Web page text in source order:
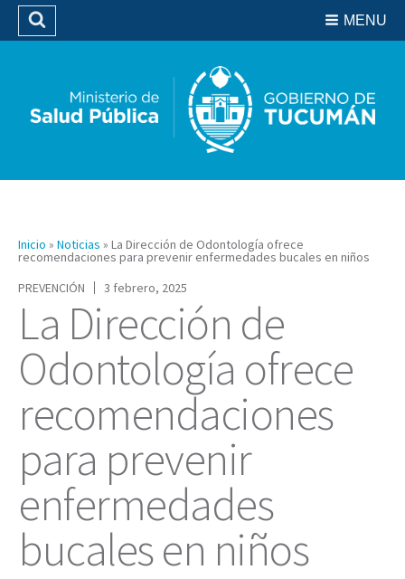
Biblioteca
MENU
Buscar
Inicio » Noticias » La Dirección de Odontología ofrece
recomendaciones para prevenir enfermedades bucales en niños
PREVENCIÓN
3 febrero, 2025
La Dirección de
Odontología ofrece
recomendaciones
para prevenir
enfermedades
bucales en niños